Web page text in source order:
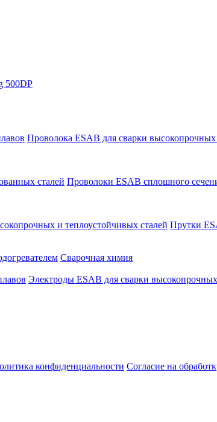
500DP
Проволока ESAB для сварки высокопрочных
сталей Проволоки ESAB сплошного
и теплоустойчивых сталей Прутки
Сварочная химия
Электроды ESAB для сварки
конфиденциальности Согласие на